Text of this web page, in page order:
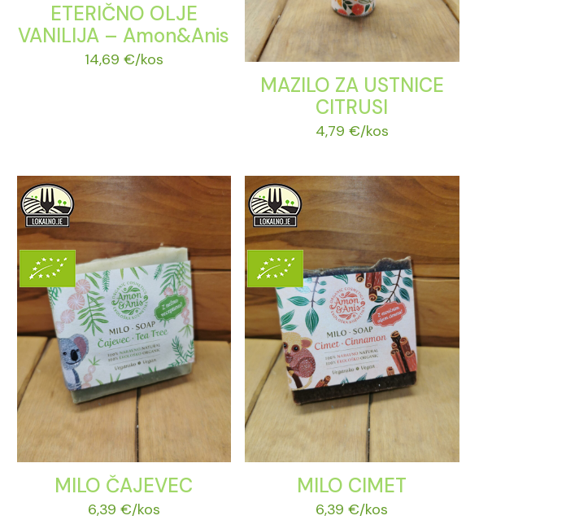
ETERIČNO OLJE
VANILIJA – Amon&Anis
14,69 €/kos
MAZILO ZA USTNICE
CITRUSI
4,79 €/kos
MILO ČAJEVEC
6,39 €/kos
MILO CIMET
6,39€/kos